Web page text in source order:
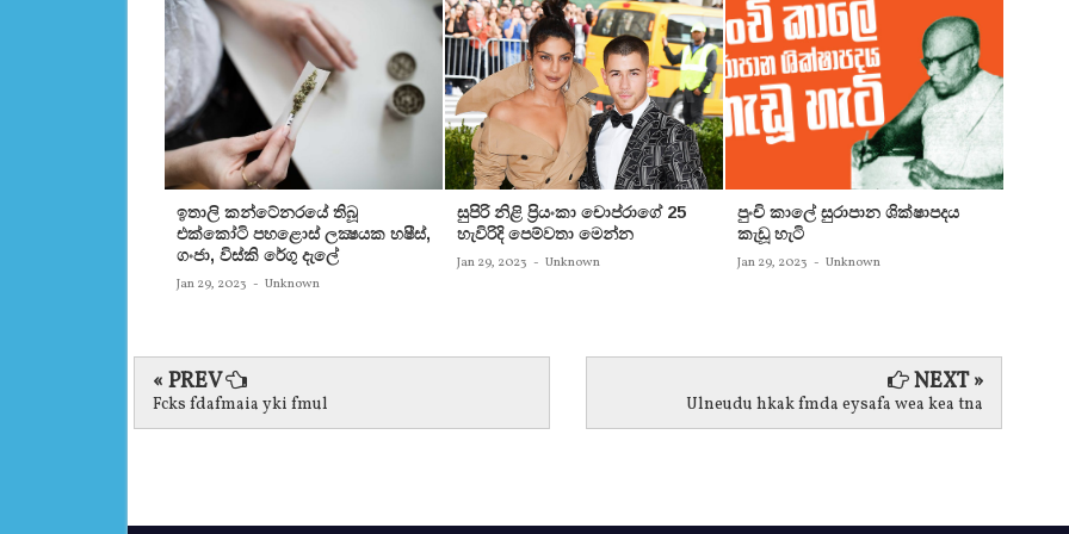
ඉතාලි කන්ටේනරයේ තිබූ
එක්‌කෝටි පහළොස්‌ ලක්‍ෂයක හෂීස්‌,
ගංජා, විස්‌කි රේගු දැලේ
Jan 29, 2023 - Unknown
සුපිරි නිළි ප්‍රියංකා චොප්රාගේ 25
හැවිරිදි පෙම්වතා මෙන්න
Jan 29, 2023 - Unknown
පුංචි කාලේ සුරාපාන ශික්ෂාපදය
කැඩූ හැටි
Jan 29, 2023 - Unknown
« PREV
Fcks fdafmaia yki fmul
NEXT »
Ulneudu hkak fmda eysafa wea kea tna